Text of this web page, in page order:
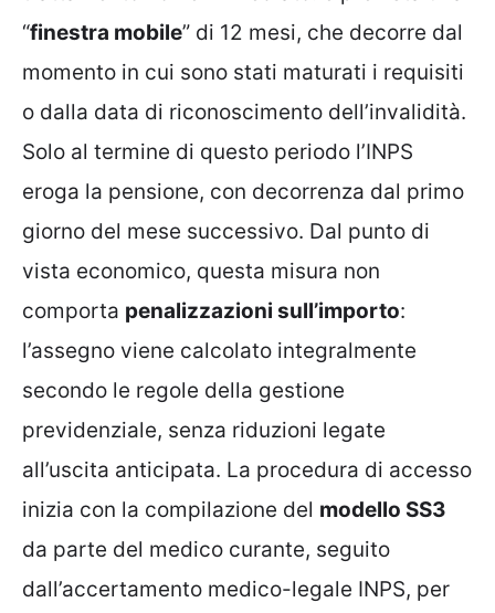
“finestra mobile” di 12 mesi, che decorre dal
momento in cui sono stati maturati i requisiti
o dalla data di riconoscimento dell’invalidità.
Solo al termine di questo periodo l’INPS
eroga la pensione, con decorrenza dal primo
giorno del mese successivo. Dal punto di
vista economico, questa misura non
comporta penalizzazioni sull’importo:
l’assegno viene calcolato integralmente
secondo le regole della gestione
previdenziale, senza riduzioni legate
all’uscita anticipata. La procedura di accesso
inizia con la compilazione del modello SS3
da parte del medico curante, seguito
dall’accertamento medico-legale INPS, per